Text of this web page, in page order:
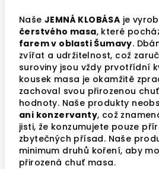
Naše JEMNÁ KLOBÁSA je
čerstvého masa, které
farem v oblasti Šumavy.
zvířat a udržitelnost, což
suroviny jsou vždy prvotřídní
kousek masa je okamžitě
zachoval svou přirozenou
hodnoty. Naše produkty
ani konzervanty, což
jisti, že konzumujete pouze
zbytečných přísad. Naše
minimum druhů koření, aby
přirozená chuť masa.